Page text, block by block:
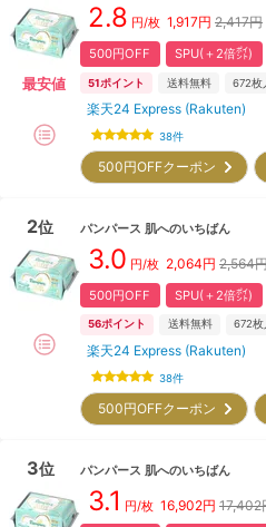
最安値
2.8 円/枚 1,917円 2,417円
500円OFF SPU(＋2倍㌽)
51ポイント 送料無料 672枚
楽天24 Express (Rakuten)
38件
500円OFFクーポン
2位 パンパース 肌へのいちばん
3.0 円/枚 2,064円 2,564
500円OFF SPU(＋2倍㌽)
56ポイント 送料無料 672枚
楽天24 Express (Rakuten)
38件
500円OFFクーポン
3位 パンパース 肌へのいちばん
3.1 円/枚 16,902円 17,402